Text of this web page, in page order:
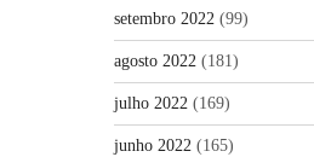
setembro 2022 (99)
agosto 2022 (181)
julho 2022 (169)
junho 2022 (165)